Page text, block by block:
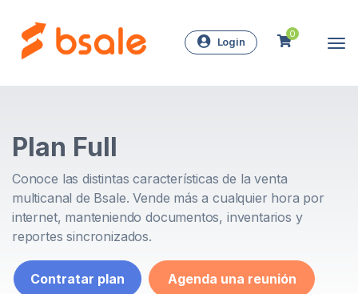
Login
0
Plan Full
Conoce las distintas características de la venta
multicanal de Bsale. Vende más a cualquier hora por
internet, manteniendo documentos, inventarios y
reportes sincronizados.
Contratar plan Agenda una reunión